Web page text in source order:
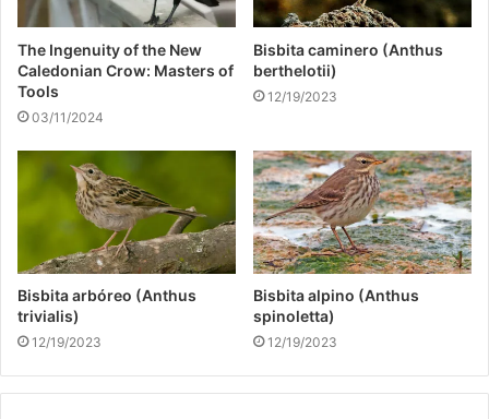
The Ingenuity of the New
Caledonian Crow: Masters of
Tools
03/11/2024
Bisbita caminero (Anthus
berthelotii)
12/19/2023
Bisbita arbóreo (Anthus
trivialis)
12/19/2023
Bisbita alpino (Anthus
spinoletta)
12/19/2023